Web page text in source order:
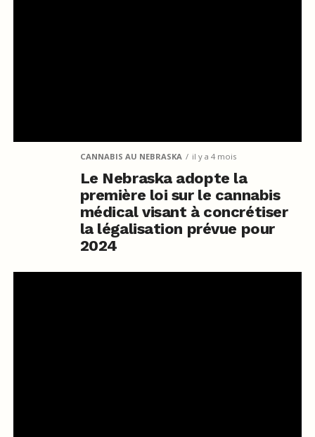
CANNABIS AU NEBRASKA il y a 4 mois
Le Nebraska adopte la
première loi sur le cannabis
médical visant à concrétiser
la légalisation prévue pour
2024